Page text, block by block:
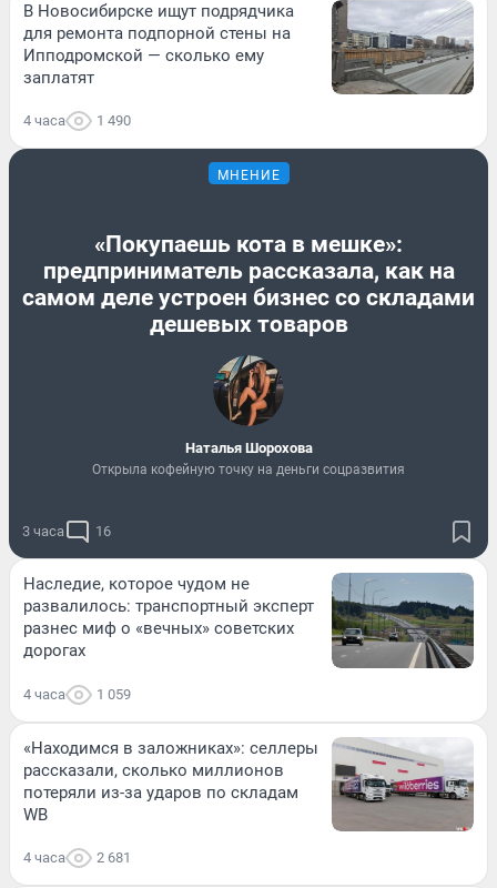
В Новосибирске ищут подрядчика
для ремонта подпорной стены на
Ипподромской — сколько ему
заплатят
4 часа 1 490
МНЕНИЕ
«Покупаешь кота в мешке»:
предприниматель рассказала, как на
самом деле устроен бизнес со складами
дешевых товаров
Наталья Шорохова
Открыла кофейную точку на деньги соцразвития
3 часа 16
Наследие, которое чудом не
развалилось: транспортный эксперт
разнес миф о «вечных» советских
дорогах
4 часа 1 059
«Находимся в заложниках»: селлеры
рассказали, сколько миллионов
потеряли из-за ударов по складам
WB
4 часа 2 681